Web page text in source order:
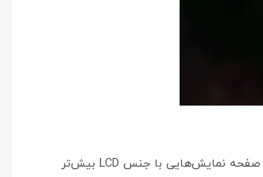
صفحه نمایش گلکسی A51 از نوع امولد و ۶.۵ اینچ است. رزولوشن این صفحه نمایش ۱۰۸۰ در ۲۴۰۰ است. کنتراست این نوع صفحه نمایش در مقایسه با صفحه نمایش‌هایی با جنس LCD بیش‌تر